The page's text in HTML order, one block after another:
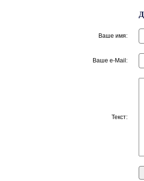
Ваше имя:
Ваше e-Mail:
Текст: